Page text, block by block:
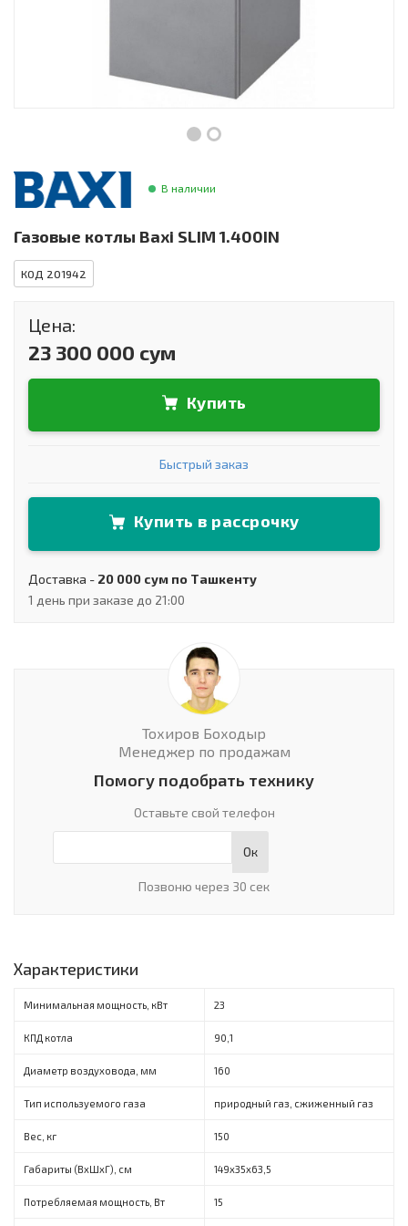
Красота и здоровье
Сантехника В наличии
Газовые котлы Baxi SLIM 1.400IN
КОД 201942
Цена:
23 300 000 сум
Купить
Быстрый заказ
Купить в рассрочку
Доставка - 20 000 сум по Ташкенту
1 день при заказе до 21:00
Тохиров Боходыр
Менеджер по продажам
Помогу подобрать технику
Оставьте свой телефон
Ок
Позвоню через 30 сек
Характеристики
Минимальная мощность, кВт 23
КПД котла 90,1
Диаметр воздуховода, мм 160
Тип используемого газа природный газ, сжиженный газ
Вес, кг 150
Габариты (ВxШxГ), см 149х35х63,5
Потребляемая мощность, Вт 15